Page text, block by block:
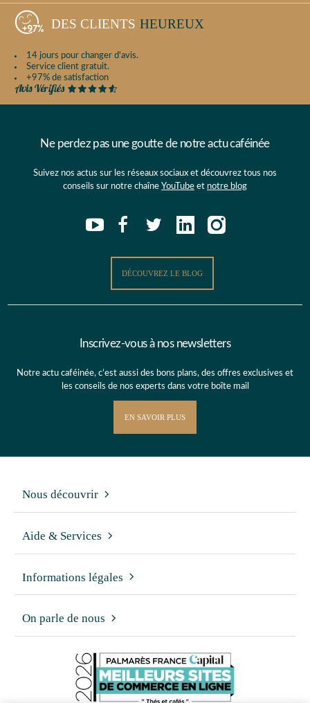
DES CLIENTS HEUREUX
14 jours pour changer d'avis.
Service client gratuit.
+97% de satisfaction
Ne perdez pas une goutte de notre actu caféinée
Suivez nos actus sur les réseaux sociaux et découvrez tous nos
conseils sur notre chaîne YouTube et notre blog
DÉCOUVREZ LE BLOG
Inscrivez-vous à nos newsletters
Notre actu caféinée, c’est aussi des bons plans, des offres exclusives et
les conseils de nos experts dans votre boîte mail
EN SAVOIR PLUS
Nous découvrir
Aide & Services
Informations légales
On parle de nous